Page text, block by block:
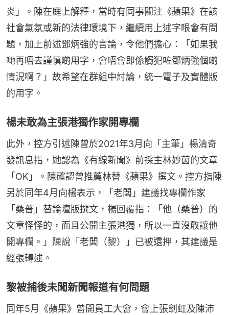
炎」。陳在庭上解釋，當時有同事關注《蘋果》在該
社會氣氛或新的法律環境下，繼續用上述字眼會有問
題，加上前述鄧炳強的言論，令他們擔心：「如果我
哋再唔去謹慎啲用字，會唔會即係觸犯咗鄧炳強個啲
情況啊？」故希望在群組中討論，統一電子及實體版
的用字。
楊未敢為主張港獨作家開專欄
此外，控方引述陳曾於2021年3月向「主筆」楊清奇
發訊息指，她認為《有線新聞》前採主林妙茵的文章
「OK」。陳確認曾推薦林替《蘋果》撰文。控方指陳
另於同年4月向楊表示，「老闆」建議找專欄作家
「桑普」替論壇版撰文，楊回覆指：「他（桑普）的
文章怪怪的，而且公開主張港獨，所以一直沒敢讓他
開專欄。」陳說「老闆（黎）」已被還押，其建議是
經張轉述。
黎被捕後未聞新聞報道有何問題
同年5月《蘋果》曾開員工大會，會上張劍虹及陳沛